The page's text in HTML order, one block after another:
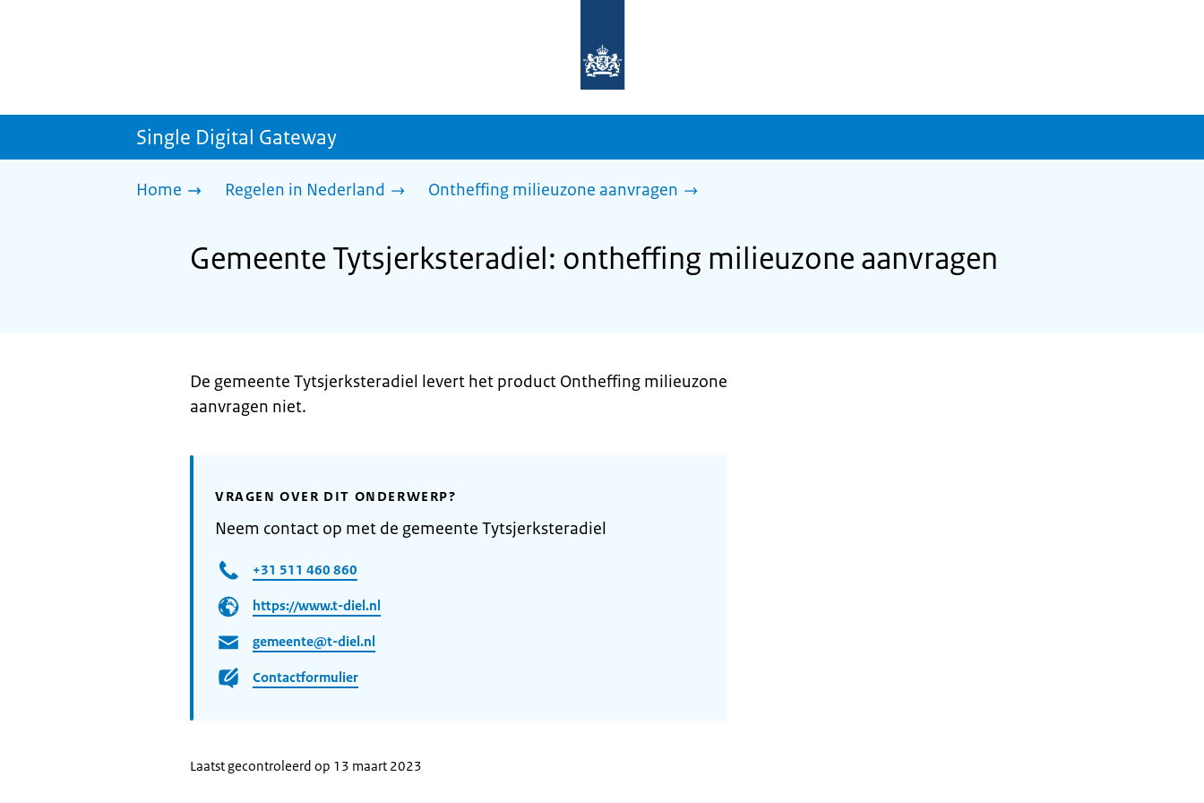
homepage
sdg.rijksoverheid.nl
Single Digital Gateway
Home Regelen in Nederland Ontheffing milieuzone aanvragen
Gemeente Tytsjerksteradiel: ontheffing milieuzone aanvragen
De gemeente Tytsjerksteradiel levert het product Ontheffing milieuzone
aanvragen niet.
VRAGEN OVER DIT ONDERWERP?
Neem contact op met de gemeente Tytsjerksteradiel
+31 511 460 860
https://www.t-diel.nl
gemeente@t-diel.nl
Contactformulier
Laatst gecontroleerd op 13 maart 2023